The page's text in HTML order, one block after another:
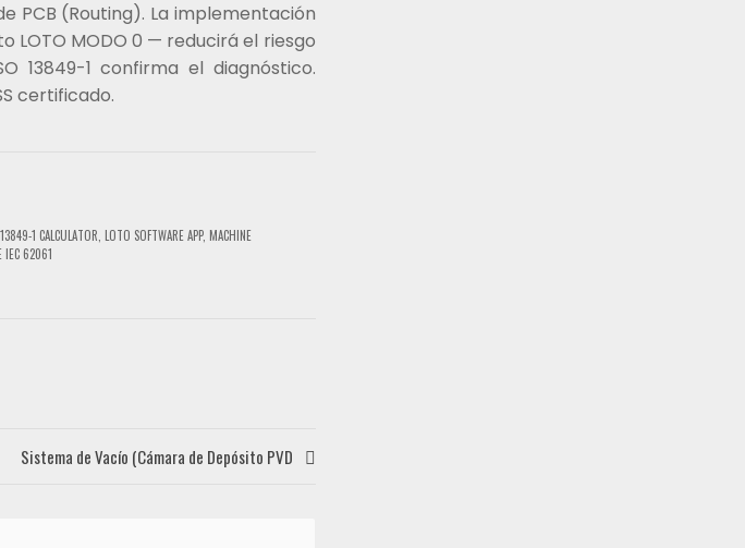
PCB (Routing). La implementación
LOTO MODO 0 — reducirá el riesgo
13849-1 confirma el diagnóstico.
certificado.
1 CALCULATOR LOTO SOFTWARE APP, MACHINE
IEC 62061
Sistema de Vacío (Cámara de Depósito PVD